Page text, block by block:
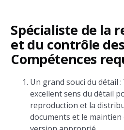
Spécialiste de la
et du contrôle
Compétences
Un grand souci du détail
excellent sens du détail
reproduction et la
documents et le